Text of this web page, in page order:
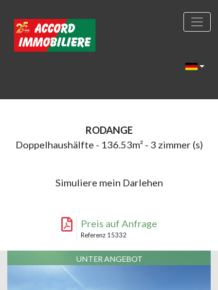
RODANGE
Doppelhaushälfte - 136.53m² - 3 zimmer (s)
Simuliere mein Darlehen
Preis auf Anfrage
Referenz 15332
UNTER ANGEBOT